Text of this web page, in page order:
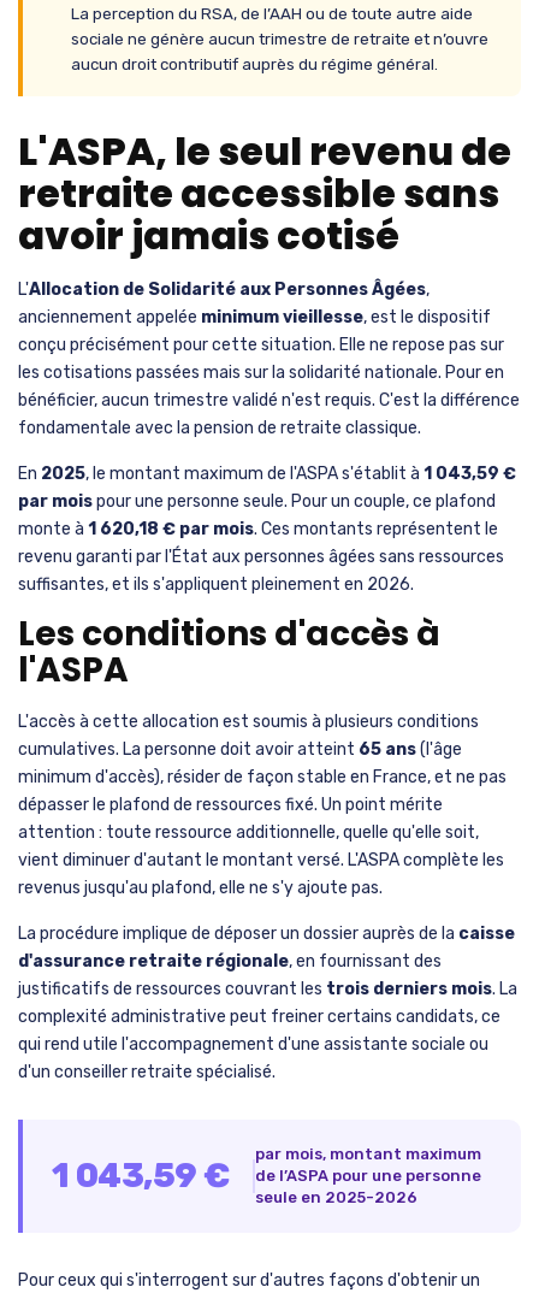
La perception du RSA, de l’AAH ou de toute autre aide
sociale ne génère aucun trimestre de retraite et n’ouvre
aucun droit contributif auprès du régime général.
L'ASPA, le seul revenu de
retraite accessible sans
avoir jamais cotisé
L'Allocation de Solidarité aux Personnes Âgées,
anciennement appelée minimum vieillesse, est le dispositif
conçu précisément pour cette situation. Elle ne repose pas sur
les cotisations passées mais sur la solidarité nationale. Pour en
bénéficier, aucun trimestre validé n'est requis. C'est la différence
fondamentale avec la pension de retraite classique.
En 2025, le montant maximum de l'ASPA s'établit à 1 043,59 €
par moispour une personne seule. Pour un couple, ce plafond
monte à 1 620,18 € par mois. Ces montants représentent le
revenu garanti par l'État aux personnes âgées sans ressources
suffisantes, et ils s'appliquent pleinement en 2026.
Les conditions d'accès à
l'ASPA
L'accès à cette allocation est soumis à plusieurs conditions
cumulatives. La personne doit avoir atteint 65 ans(l'âge
minimum d'accès), résider de façon stable en France, et ne pas
dépasser le plafond de ressources fixé. Un point mérite
attention : toute ressource additionnelle, quelle qu'elle soit,
vient diminuer d'autant le montant versé. L'ASPA complète les
revenus jusqu'au plafond, elle ne s'y ajoute pas.
La procédure implique de déposer un dossier auprès de la caisse
d'assurance retraite régionale, en fournissant des
justificatifs de ressources couvrant les trois derniers mois. La
complexité administrative peut freiner certains candidats, ce
qui rend utile l'accompagnement d'une assistante sociale ou
d'un conseiller retraite spécialisé.
1 043,59 €
par mois, montant maximum
de l’ASPA pour une personne
seule en 2025-2026
Pour ceux qui s'interrogent sur d'autres façons d'obtenir un